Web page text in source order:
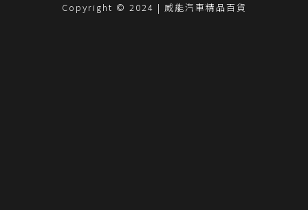
Copyright © 2024 | 威能汽車精品百貨